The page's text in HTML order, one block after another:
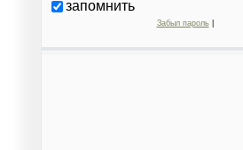
запомнить
Забыл пароль|